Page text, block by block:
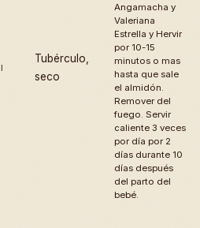
Tubérculo,
seco
Angamacha y
Valeriana
Estrella y Hervir
por 10-15
minutos o mas
hasta que sale
el almidón.
Remover del
fuego. Servir
caliente 3 veces
por día por 2
días durante 10
días después
del parto del
bebé.